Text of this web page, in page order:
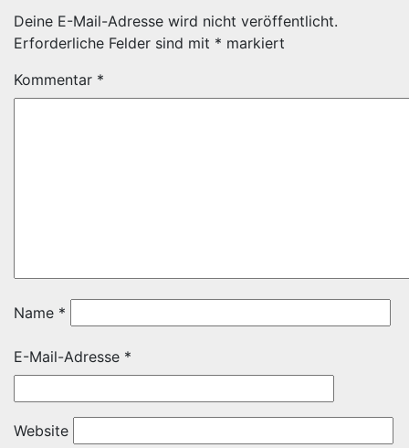
Deine E-Mail-Adresse wird nicht veröffentlicht.
Erforderliche Felder sind mit * markiert
Kommentar *
Name *
E-Mail-Adresse *
Website